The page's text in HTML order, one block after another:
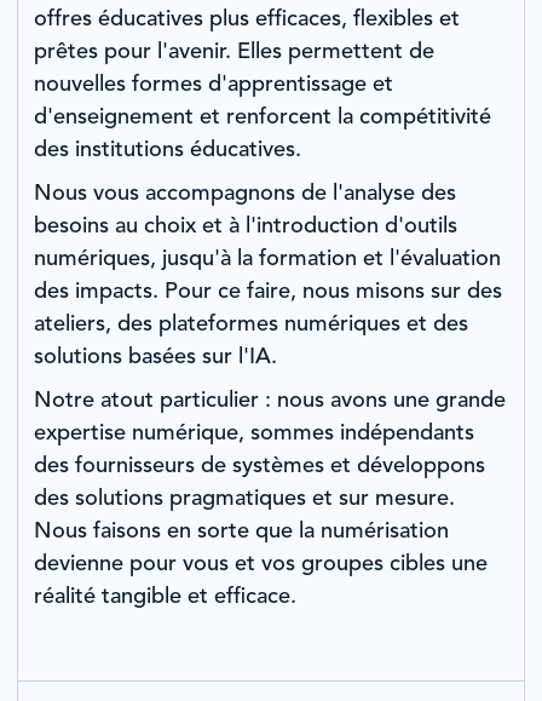
offres éducatives plus efficaces, flexibles et
prêtes pour l'avenir. Elles permettent de
nouvelles formes d'apprentissage et
d'enseignement et renforcent la compétitivité
des institutions éducatives.
Nous vous accompagnons de l'analyse des
besoins au choix et à l'introduction d'outils
numériques, jusqu'à la formation et l'évaluation
des impacts. Pour ce faire, nous misons sur des
ateliers, des plateformes numériques et des
solutions basées sur l'IA.
Notre atout particulier : nous avons une grande
expertise numérique, sommes indépendants
des fournisseurs de systèmes et développons
des solutions pragmatiques et sur mesure.
Nous faisons en sorte que la numérisation
devienne pour vous et vos groupes cibles une
réalité tangible et efficace.